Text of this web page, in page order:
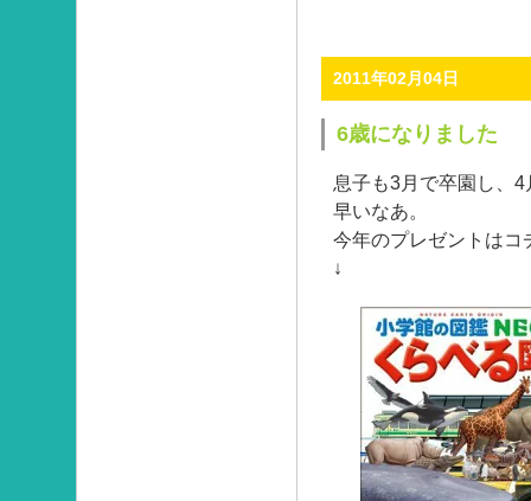
2011年02月04日
6歳になりました
息子も3月で卒園し、
早いなあ。
今年のプレゼントはコ
↓